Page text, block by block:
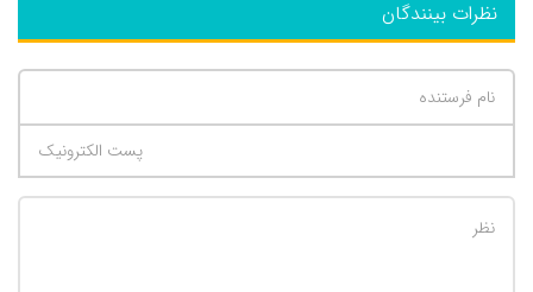
نظرات بینندگان